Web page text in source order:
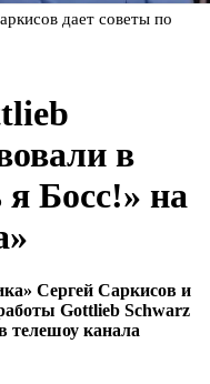
дает советы по
в
Босс!» на
Сергей Саркисов и
Gottlieb Schwarz
телешоу канала